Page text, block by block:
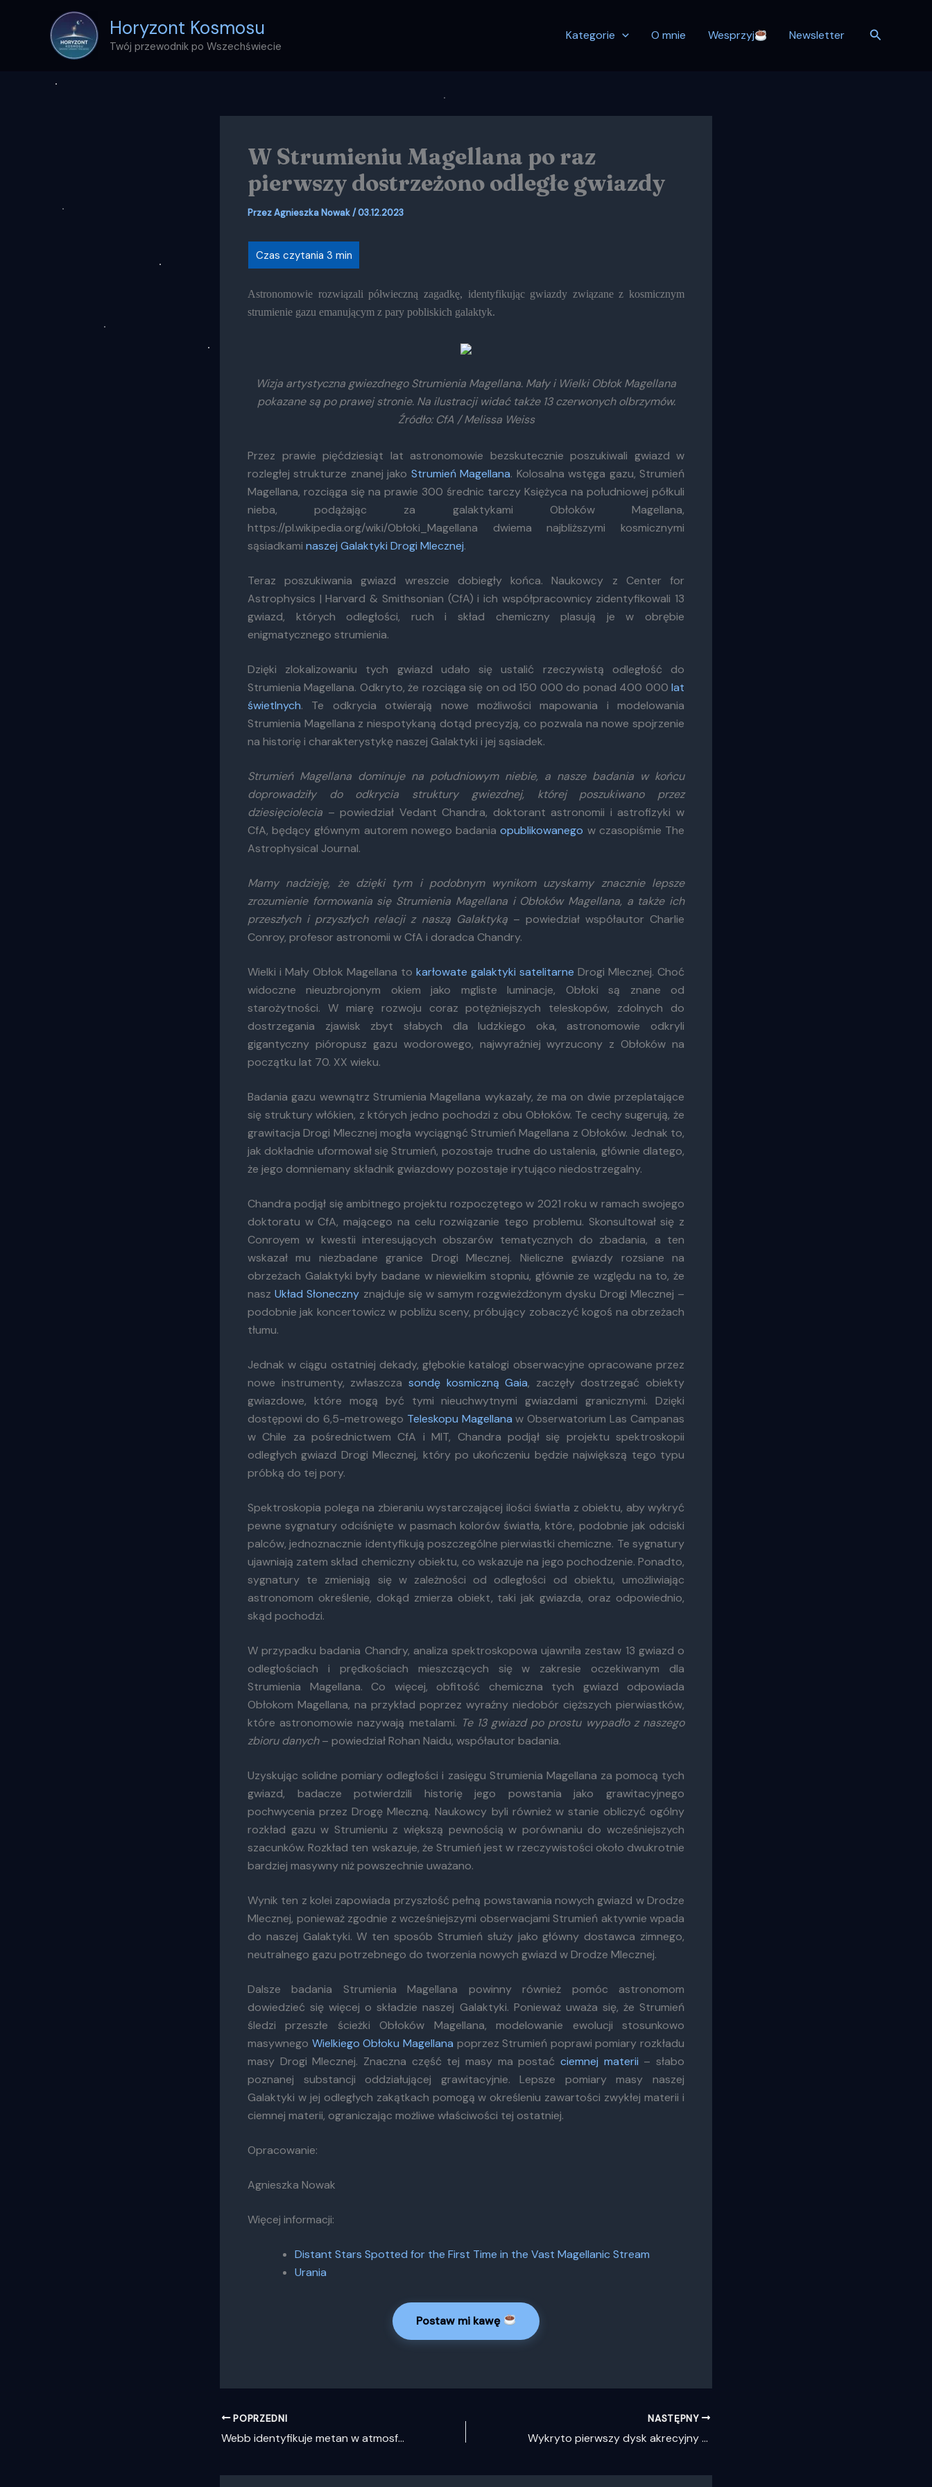
Horyzont Kosmosu
Twój przewodnik po Wszechświecie
Kategorie O mnie Wesprzyj Newsletter Szukaj
W Strumieniu Magellana po raz
pierwszy dostrzeżono odległe gwiazdy
PrzezAgnieszka Nowak/03.12.2023
Astronomowie rozwiązali półwieczną zagadkę, identyfikując gwiazdy związane z kosmicznym
strumienie gazu emanującym z pary pobliskich galaktyk.
Wizja artystyczna gwiezdnego Strumienia Magellana. Mały i Wielki Obłok Magellana
pokazane są po prawej stronie. Na ilustracji widać także 13 czerwonych olbrzymów.
Źródło: CfA / Melissa Weiss
Przez prawie pięćdziesiąt lat astronomowie bezskutecznie poszukiwali gwiazd w
rozległej strukturze znanej jako Strumień Magellana. Kolosalna wstęga gazu, Strumień
Magellana, rozciąga się na prawie 300 średnic tarczy Księżyca na południowej półkuli
nieba, podążając za galaktykami Obłoków Magellana,
https://pl.wikipedia.org/wiki/Obłoki_Magellana dwiema najbliższymi kosmicznymi
sąsiadkami naszej Galaktyki Drogi Mlecznej.
Teraz poszukiwania gwiazd wreszcie dobiegły końca. Naukowcy z Center for
Astrophysics | Harvard & Smithsonian (CfA) i ich współpracownicy zidentyfikowali 13
gwiazd, których odległości, ruch i skład chemiczny plasują je w obrębie
enigmatycznego strumienia.
Dzięki zlokalizowaniu tych gwiazd udało się ustalić rzeczywistą odległość do
Strumienia Magellana. Odkryto, że rozciąga się on od 150 000 do ponad 400 000 lat
świetlnych. Te odkrycia otwierają nowe możliwości mapowania i modelowania
Strumienia Magellana z niespotykaną dotąd precyzją, co pozwala na nowe spojrzenie
na historię i charakterystykę naszej Galaktyki i jej sąsiadek.
Strumień Magellana dominuje na południowym niebie, a nasze badania w końcu
doprowadziły do odkrycia struktury gwiezdnej, której poszukiwano przez
dziesięciolecia – powiedział Vedant Chandra, doktorant astronomii i astrofizyki w
CfA, będący głównym autorem nowego badaniaopublikowanego w czasopiśmie The
Astrophysical Journal.
Mamy nadzieję, że dzięki tym i podobnym wynikom uzyskamy znacznie lepsze
zrozumienie formowania się Strumienia Magellana i Obłoków Magellana, a także ich
przeszłych i przyszłych relacji z naszą Galaktyką– powiedział współautor Charlie
Conroy, profesor astronomii w CfA i doradca Chandry.
Wielki i Mały Obłok Magellana to karłowate galaktyki satelitarne Drogi Mlecznej. Choć
widoczne nieuzbrojonym okiem jako mgliste luminacje, Obłoki są znane od
starożytności. W miarę rozwoju coraz potężniejszych teleskopów, zdolnych do
dostrzegania zjawisk zbyt słabych dla ludzkiego oka, astronomowie odkryli
gigantyczny pióropusz gazu wodorowego, najwyraźniej wyrzucony z Obłoków na
początku lat 70. XX wieku.
Badania gazu wewnątrz Strumienia Magellana wykazały, że ma on dwie przeplatające
się struktury włókien, z których jedno pochodzi z obu Obłoków. Te cechy sugerują, że
grawitacja Drogi Mlecznej mogła wyciągnąć Strumień Magellana z Obłoków. Jednak to,
jak dokładnie uformował się Strumień, pozostaje trudne do ustalenia, głównie dlatego,
że jego domniemany składnik gwiazdowy pozostaje irytująco niedostrzegalny.
Chandra podjął się ambitnego projektu rozpoczętego w 2021 roku w ramach swojego
doktoratu w CfA, mającego na celu rozwiązanie tego problemu. Skonsultował się z
Conroyem w kwestii interesujących obszarów tematycznych do zbadania, a ten
wskazał mu niezbadane granice Drogi Mlecznej. Nieliczne gwiazdy rozsiane na
obrzeżach Galaktyki były badane w niewielkim stopniu, głównie ze względu na to, że
naszUkład Słoneczny znajduje się w samym rozgwieżdżonym dysku Drogi Mlecznej –
podobnie jak koncertowicz w pobliżu sceny, próbujący zobaczyć kogoś na obrzeżach
tłumu.
Jednak w ciągu ostatniej dekady, głębokie katalogi obserwacyjne opracowane przez
nowe instrumenty, zwłaszcza sondę kosmiczną Gaia, zaczęły dostrzegać obiekty
gwiazdowe, które mogą być tymi nieuchwytnymi gwiazdami granicznymi. Dzięki
dostępowi do 6,5-metrowego Teleskopu Magellana w Obserwatorium Las Campanas
w Chile za pośrednictwem CfA i MIT, Chandra podjął się projektu spektroskopii
odległych gwiazd Drogi Mlecznej, który po ukończeniu będzie największą tego typu
próbką do tej pory.
Spektroskopia polega na zbieraniu wystarczającej ilości światła z obiektu, aby wykryć
pewne sygnatury odciśnięte w pasmach kolorów światła, które, podobnie jak odciski
palców, jednoznacznie identyfikują poszczególne pierwiastki chemiczne. Te sygnatury
ujawniają zatem skład chemiczny obiektu, co wskazuje na jego pochodzenie. Ponadto,
sygnatury te zmieniają się w zależności od odległości od obiektu, umożliwiając
astronomom określenie, dokąd zmierza obiekt, taki jak gwiazda, oraz odpowiednio,
skąd pochodzi.
W przypadku badania Chandry, analiza spektroskopowa ujawniła zestaw 13 gwiazd o
odległościach i prędkościach mieszczących się w zakresie oczekiwanym dla
Strumienia Magellana. Co więcej, obfitość chemiczna tych gwiazd odpowiada
Obłokom Magellana, na przykład poprzez wyraźny niedobór cięższych pierwiastków,
które astronomowie nazywają metalami. Te 13 gwiazd po prostu wypadło z naszego
zbioru danych– powiedział Rohan Naidu, współautor badania.
Uzyskując solidne pomiary odległości i zasięgu Strumienia Magellana za pomocą tych
gwiazd, badacze potwierdzili historię jego powstania jako grawitacyjnego
pochwycenia przez Drogę Mleczną. Naukowcy byli również w stanie obliczyć ogólny
rozkład gazu w Strumieniu z większą pewnością w porównaniu do wcześniejszych
szacunków. Rozkład ten wskazuje, że Strumień jest w rzeczywistości około dwukrotnie
bardziej masywny niż powszechnie uważano.
Wynik ten z kolei zapowiada przyszłość pełną powstawania nowych gwiazd w Drodze
Mlecznej, ponieważ zgodnie z wcześniejszymi obserwacjami Strumień aktywnie wpada
do naszej Galaktyki. W ten sposób Strumień służy jako główny dostawca zimnego,
neutralnego gazu potrzebnego do tworzenia nowych gwiazd w Drodze Mlecznej.
Dalsze badania Strumienia Magellana powinny również pomóc astronomom
dowiedzieć się więcej o składzie naszej Galaktyki. Ponieważ uważa się, że Strumień
śledzi przeszłe ścieżki Obłoków Magellana, modelowanie ewolucji stosunkowo
masywnego Wielkiego Obłoku Magellana poprzez Strumień poprawi pomiary rozkładu
masy Drogi Mlecznej. Znaczna część tej masy ma postać ciemnej materii – słabo
poznanej substancji oddziałującej grawitacyjnie. Lepsze pomiary masy naszej
Galaktyki w jej odległych zakątkach pomogą w określeniu zawartości zwykłej materii i
ciemnej materii, ograniczając możliwe właściwości tej ostatniej.
Opracowanie:
Agnieszka Nowak
Więcej informacji:
Distant Stars Spotted for the First Time in the Vast Magellanic Stream
Urania
Postaw mi kawę
POPRZEDNI
Webb identyfikuje metan w atmosferze egzoplanety
NASTĘPNY
Wykryto pierwszy dysk akrecyjny wokół młodej gwiazdy w Obłoku Magellana